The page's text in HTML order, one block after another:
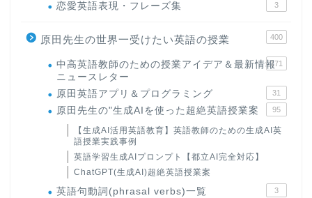
恋愛英語表現・フレーズ集 3
原田先生の世界一受けたい英語の授業 400
中高英語教師のための授業アイデア＆最新情報
ニュースレター
171
原田英語アプリ＆プログラミング 31
原田先生の"生成AIを使った超絶英語授業案 95
【生成AI活用英語教育】英語教師のための生成AI英
語授業実践事例
英語学習生成AIプロンプト【都立AI完全対応】
ChatGPT(生成AI)超絶英語授業案
英語句動詞(phrasal verbs)一覧 3